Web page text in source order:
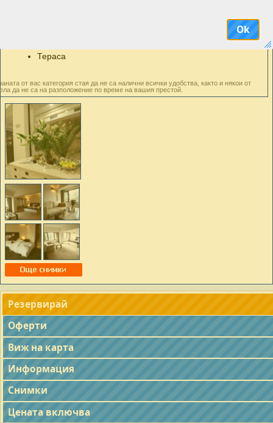
Тераса
Безплатно ползване на
от вас категория стая да не са налични всички удобства, както и някои от
да не са на разположение по време на вашия престой.
Резервирай
Оферти
Виж на карта
Информация
Снимки
Цената включва
Ok